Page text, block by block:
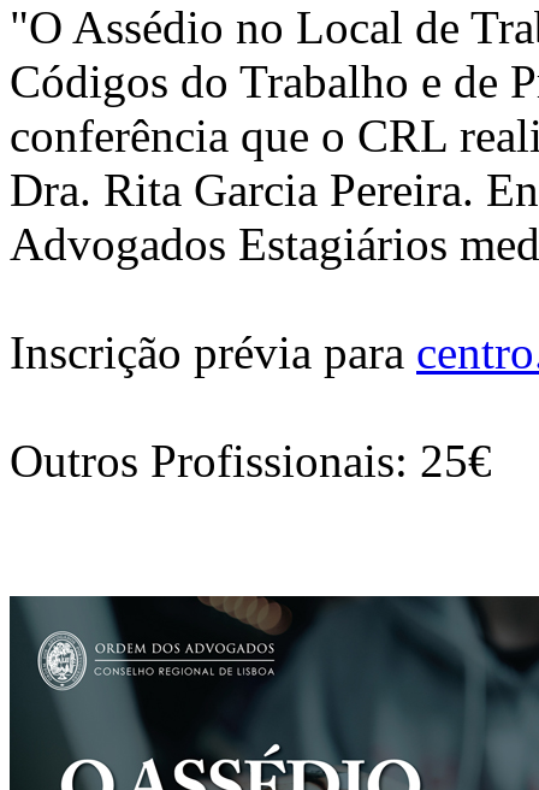
"O Assédio no Local de
Códigos do Trabalho e de
conferência que o CRL
Dra. Rita Garcia Pereira.
Advogados Estagiários
Inscrição prévia para
Outros Profissionais: 25€